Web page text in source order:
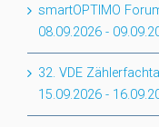
smartOPTIMO
08.09.2026 -
32. VDE
15.09.2026 -